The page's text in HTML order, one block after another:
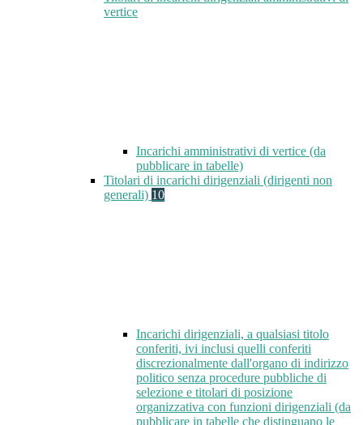
vertice
Incarichi amministrativi di vertice (da
pubblicare in tabelle)
Titolari di incarichi dirigenziali (dirigenti non
generali) 10
Incarichi dirigenziali, a qualsiasi titolo
conferiti, ivi inclusi quelli conferiti
discrezionalmente dall'organo di indirizzo
politico senza procedure pubbliche di
selezione e titolari di posizione
organizzativa con funzioni dirigenziali (da
pubblicare in tabelle che distinguano le